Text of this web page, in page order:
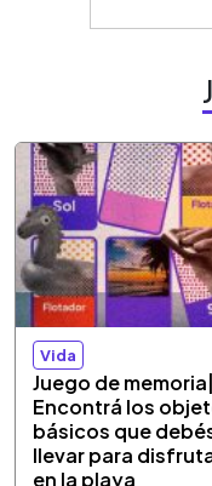
Vida
Juego de memoria|
Encontrá los
básicos que
llevar para
en la playa